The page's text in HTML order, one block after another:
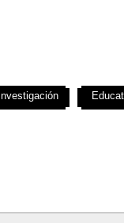
Investigación